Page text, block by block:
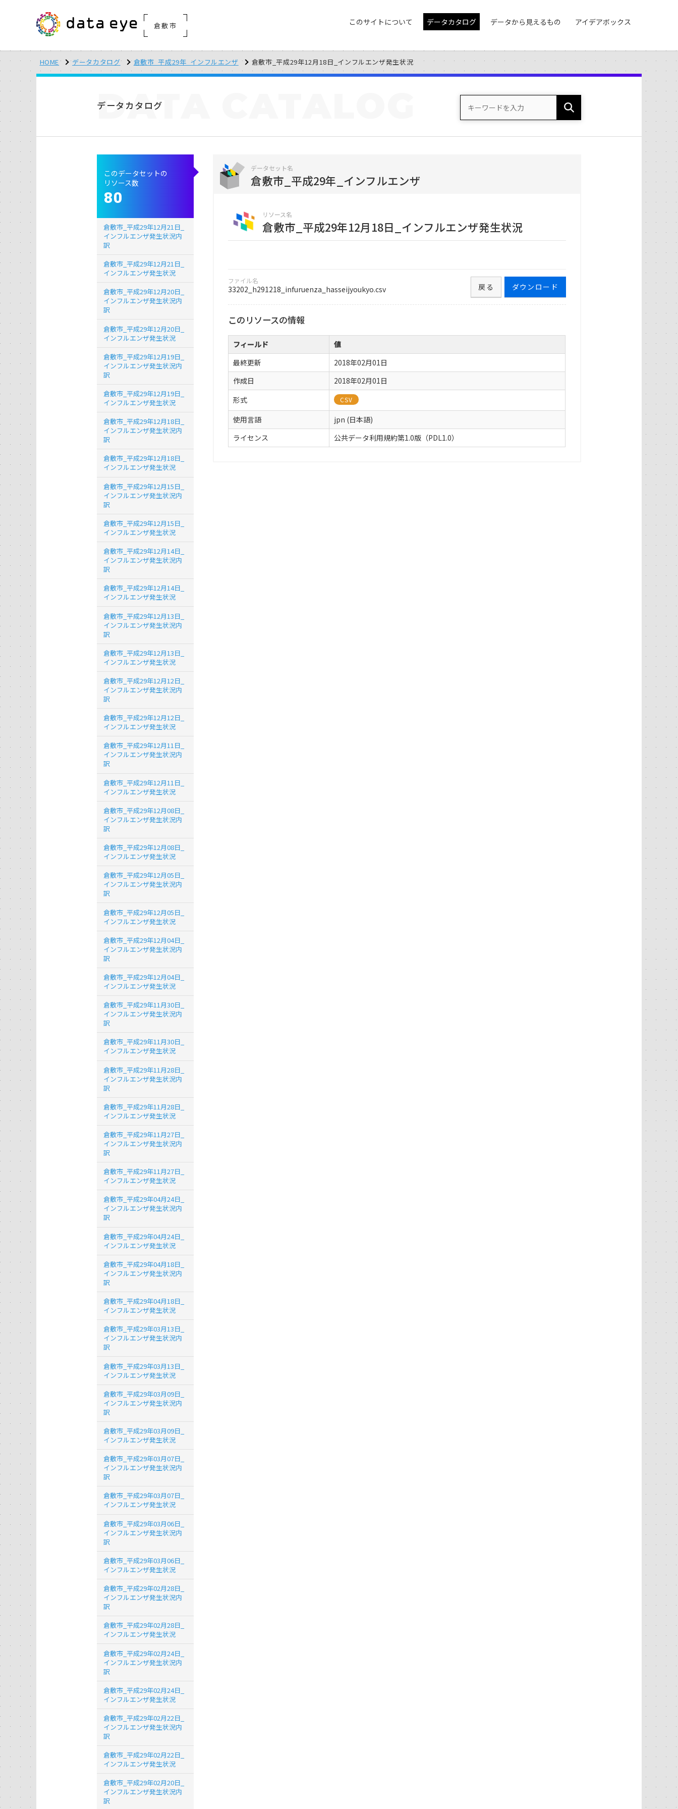
倉敷市 このサイトについて データカタログ データから見えるもの アイデアボックス
HOME データカタログ 倉敷市_平成29年_インフルエンザ 倉敷市_平成29年12月18日_インフルエンザ発生状況
データカタログ
DATA
データセット名
倉敷市_平成29年_インフルエンザ
リソース名
倉敷市_平成29年12月18日_インフルエンザ発生状況
ファイル名
33202_h291218_infuruenza_hasseijyoukyo.csv ダウンロード
戻る
このリソースの情報
フィールド
値
最終更新
2018年02月01日
作成日
2018年02月01日
形式
CSV
使用言語
jpn (日本語)
ライセンス
公共データ利用規約第1.0版（PDL1.0）
このデータセットの
リソース数
80
倉敷市_平成29年12月21日_
インフルエンザ発生状況内
訳
倉敷市_平成29年12月21日_
インフルエンザ発生状況
倉敷市_平成29年12月20日_
インフルエンザ発生状況内
訳
倉敷市_平成29年12月20日_
インフルエンザ発生状況
倉敷市_平成29年12月19日_
インフルエンザ発生状況内
訳
倉敷市_平成29年12月19日_
インフルエンザ発生状況
倉敷市_平成29年12月18日_
インフルエンザ発生状況内
訳
倉敷市_平成29年12月18日_
インフルエンザ発生状況
倉敷市_平成29年12月15日_
インフルエンザ発生状況内
訳
倉敷市_平成29年12月15日_
インフルエンザ発生状況
倉敷市_平成29年12月14日_
インフルエンザ発生状況内
訳
倉敷市_平成29年12月14日_
インフルエンザ発生状況
倉敷市_平成29年12月13日_
インフルエンザ発生状況内
訳
倉敷市_平成29年12月13日_
インフルエンザ発生状況
倉敷市_平成29年12月12日_
インフルエンザ発生状況内
訳
倉敷市_平成29年12月12日_
インフルエンザ発生状況
倉敷市_平成29年12月11日_
インフルエンザ発生状況内
訳
倉敷市_平成29年12月11日_
インフルエンザ発生状況
倉敷市_平成29年12月08日_
インフルエンザ発生状況内
訳
倉敷市_平成29年12月08日_
インフルエンザ発生状況
倉敷市_平成29年12月05日_
インフルエンザ発生状況内
訳
倉敷市_平成29年12月05日_
インフルエンザ発生状況
倉敷市_平成29年12月04日_
インフルエンザ発生状況内
訳
倉敷市_平成29年12月04日_
インフルエンザ発生状況
倉敷市_平成29年11月30日_
インフルエンザ発生状況内
訳
倉敷市_平成29年11月30日_
インフルエンザ発生状況
倉敷市_平成29年11月28日_
インフルエンザ発生状況内
訳
倉敷市_平成29年11月28日_
インフルエンザ発生状況
倉敷市_平成29年11月27日_
インフルエンザ発生状況内
訳
倉敷市_平成29年11月27日_
インフルエンザ発生状況
倉敷市_平成29年04月24日_
インフルエンザ発生状況内
訳
倉敷市_平成29年04月24日_
インフルエンザ発生状況
倉敷市_平成29年04月18日_
インフルエンザ発生状況内
訳
倉敷市_平成29年04月18日_
インフルエンザ発生状況
倉敷市_平成29年03月13日_
インフルエンザ発生状況内
訳
倉敷市_平成29年03月13日_
インフルエンザ発生状況
倉敷市_平成29年03月09日_
インフルエンザ発生状況内
訳
倉敷市_平成29年03月09日_
インフルエンザ発生状況
倉敷市_平成29年03月07日_
インフルエンザ発生状況内
訳
倉敷市_平成29年03月07日_
インフルエンザ発生状況
倉敷市_平成29年03月06日_
インフルエンザ発生状況内
訳
倉敷市_平成29年03月06日_
インフルエンザ発生状況
倉敷市_平成29年02月28日_
インフルエンザ発生状況内
訳
倉敷市_平成29年02月28日_
インフルエンザ発生状況
倉敷市_平成29年02月24日_
インフルエンザ発生状況内
訳
倉敷市_平成29年02月24日_
インフルエンザ発生状況
倉敷市_平成29年02月22日_
インフルエンザ発生状況内
訳
倉敷市_平成29年02月22日_
インフルエンザ発生状況
倉敷市_平成29年02月20日_
インフルエンザ発生状況内
訳